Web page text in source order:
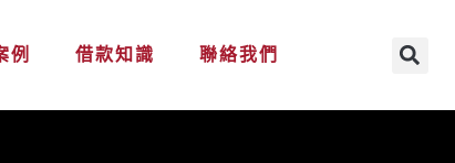
例 借款知識 聯絡我們